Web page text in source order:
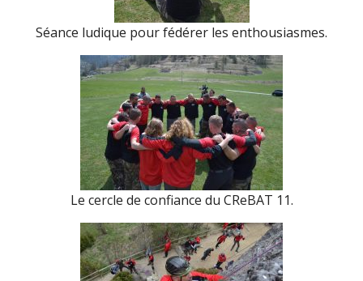
Séance ludique pour fédérer les enthousiasmes.
Le cercle de confiance du CReBAT 11.